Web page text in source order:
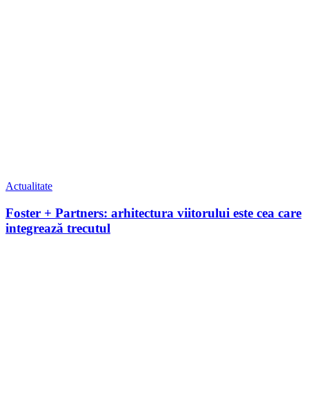
Actualitate
Foster + Partners: arhitectura viitorului este cea care
integrează trecutul